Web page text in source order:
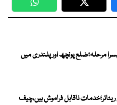
WhatsApp Twitter
مرحلہ؛ضلع پونچھ اور پلندری میں
ناقابل فراموش ہیں،چیف